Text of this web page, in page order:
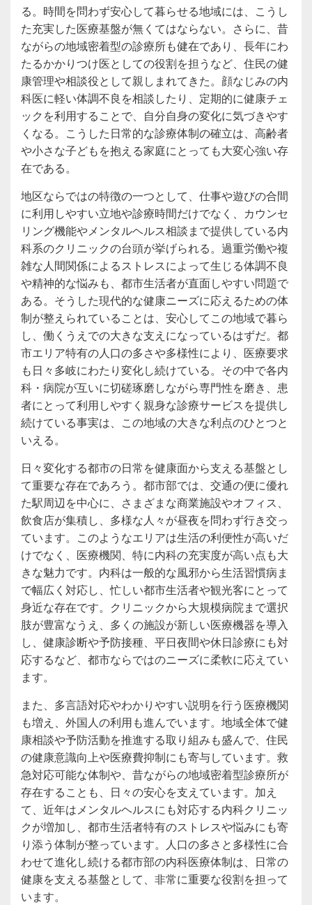
る。時間を問わず安心して暮らせる地域には、こうし
た充実した医療基盤が無くてはならない。さらに、昔
ながらの地域密着型の診療所も健在であり、長年にわ
たるかかりつけ医としての役割を担うなど、住民の健
康管理や相談役として親しまれてきた。顔なじみの内
科医に軽い体調不良を相談したり、定期的に健康チェ
ックを利用することで、自分自身の変化に気づきやす
くなる。こうした日常的な診療体制の確立は、高齢者
や小さな子どもを抱える家庭にとっても大変心強い存
在である。
地区ならではの特徴の一つとして、仕事や遊びの合間
に利用しやすい立地や診療時間だけでなく、カウンセ
リング機能やメンタルヘルス相談まで提供している内
科系のクリニックの台頭が挙げられる。過重労働や複
雑な人間関係によるストレスによって生じる体調不良
や精神的な悩みも、都市生活者が直面しやすい問題で
ある。そうした現代的な健康ニーズに応えるための体
制が整えられていることは、安心してこの地域で暮ら
し、働くうえでの大きな支えになっているはずだ。都
市エリア特有の人口の多さや多様性により、医療要求
も日々多岐にわたり変化し続けている。その中で各内
科・病院が互いに切磋琢磨しながら専門性を磨き、患
者にとって利用しやすく親身な診療サービスを提供し
続けている事実は、この地域の大きな利点のひとつと
いえる。
日々変化する都市の日常を健康面から支える基盤とし
て重要な存在であろう。都市部では、交通の便に優れ
た駅周辺を中心に、さまざまな商業施設やオフィス、
飲食店が集積し、多様な人々が昼夜を問わず行き交っ
ています。このようなエリアは生活の利便性が高いだ
けでなく、医療機関、特に内科の充実度が高い点も大
きな魅力です。内科は一般的な風邪から生活習慣病ま
で幅広く対応し、忙しい都市生活者や観光客にとって
身近な存在です。クリニックから大規模病院まで選択
肢が豊富なうえ、多くの施設が新しい医療機器を導入
し、健康診断や予防接種、平日夜間や休日診療にも対
応するなど、都市ならではのニーズに柔軟に応えてい
ます。
また、多言語対応やわかりやすい説明を行う医療機関
も増え、外国人の利用も進んでいます。地域全体で健
康相談や予防活動を推進する取り組みも盛んで、住民
の健康意識向上や医療費抑制にも寄与しています。救
急対応可能な体制や、昔ながらの地域密着型診療所が
存在することも、日々の安心を支えています。加え
て、近年はメンタルヘルスにも対応する内科クリニッ
クが増加し、都市生活者特有のストレスや悩みにも寄
り添う体制が整っています。人口の多さと多様性に合
わせて進化し続ける都市部の内科医療体制は、日常の
健康を支える基盤として、非常に重要な役割を担って
います。